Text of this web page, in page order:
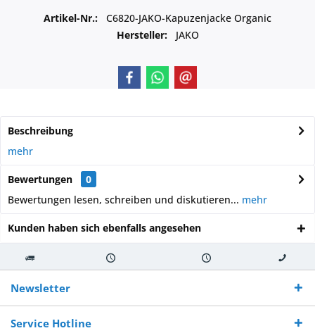
Artikel-Nr.:
C6820-JAKO-Kapuzenjacke Organic
Hersteller:
JAKO
Beschreibung
mehr
Bewertungen
0
Bewertungen lesen, schreiben und diskutieren... mehr
Kunden haben sich ebenfalls angesehen
Kostenloser
Versand ab €
250,-
Versand innerhalb von Versand von So erreichen
Sie uns 0160
970 511 90
Newsletter
Service Hotline